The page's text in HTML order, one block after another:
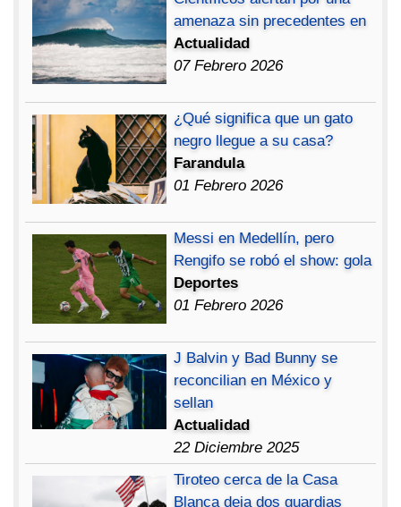
amenaza sin precedentes en
Actualidad
07 Febrero 2026
¿Qué significa que un gato
negro llegue a su casa?
Farandula
01 Febrero 2026
Messi en Medellín, pero
Rengifo se robó el show: gola
Deportes
01 Febrero 2026
J Balvin y Bad Bunny se
reconcilian en México y
sellan
Actualidad
22 Diciembre 2025
Tiroteo cerca de la Casa
Blanca deja dos guardias